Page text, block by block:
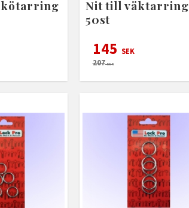
Nit till väktarring
50st
145 SEK
207SEK